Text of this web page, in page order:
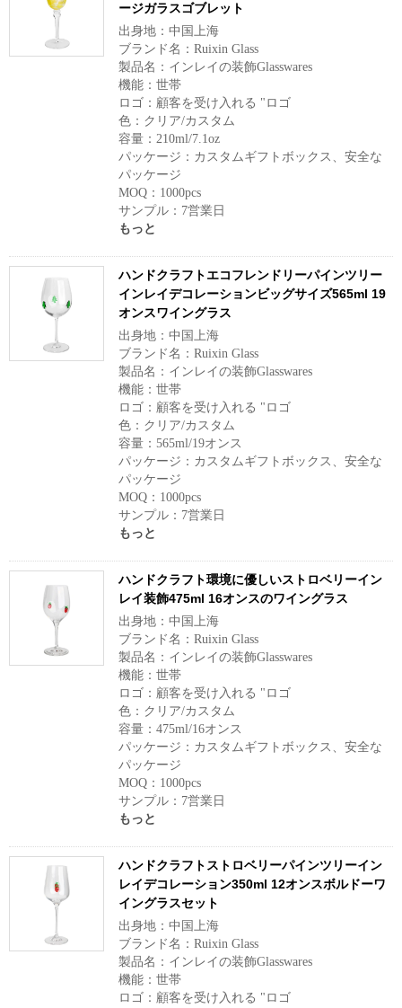
ージガラスゴブレット
出身地：中国上海
ブランド名：Ruixin Glass
製品名：インレイの装飾Glasswares
機能：世帯
ロゴ：顧客を受け入れる "ロゴ
色：クリア/カスタム
容量：210ml/7.1oz
パッケージ：カスタムギフトボックス、安全な
パッケージ
MOQ：1000pcs
サンプル：7営業日
もっと
ハンドクラフトエコフレンドリーパインツリー
インレイデコレーションビッグサイズ565ml 19
オンスワイングラス
出身地：中国上海
ブランド名：Ruixin Glass
製品名：インレイの装飾Glasswares
機能：世帯
ロゴ：顧客を受け入れる "ロゴ
色：クリア/カスタム
容量：565ml/19オンス
パッケージ：カスタムギフトボックス、安全な
パッケージ
MOQ：1000pcs
サンプル：7営業日
もっと
ハンドクラフト環境に優しいストロベリーイン
レイ装飾475ml 16オンスのワイングラス
出身地：中国上海
ブランド名：Ruixin Glass
製品名：インレイの装飾Glasswares
機能：世帯
ロゴ：顧客を受け入れる "ロゴ
色：クリア/カスタム
容量：475ml/16オンス
パッケージ：カスタムギフトボックス、安全な
パッケージ
MOQ：1000pcs
サンプル：7営業日
もっと
ハンドクラフトストロベリーパインツリーイン
レイデコレーション350ml 12オンスボルドーワ
イングラスセット
出身地：中国上海
ブランド名：Ruixin Glass
製品名：インレイの装飾Glasswares
機能：世帯
ロゴ：顧客を受け入れる "ロゴ